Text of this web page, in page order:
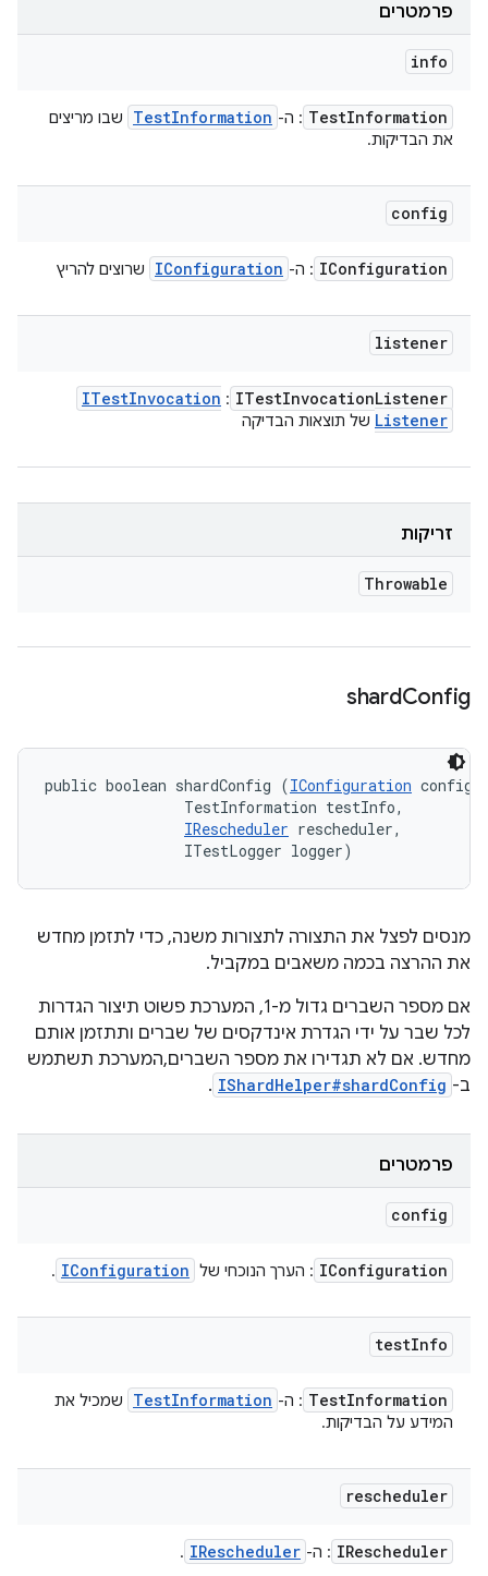
פרמטרים
info
TestInformation : ה- TestInformation
שבו מריצים
את הבדיקות.
config
IConfiguration : ה- IConfiguration שרוצים להריץ
listener
ITestInvocationListener
:
ITestInvocation
Listener של תוצאות הבדיקה
זריקות
Throwable
shardConfig
public boolean shardConfig (IConfiguration
                TestInformation testInfo,
IRescheduler rescheduler,
                ITestLogger logger)
מנסים לפצל את התצורה לתצורות משנה, כדי לתזמן מחדש
את ההרצה בכמה משאבים במקביל.
אם מספר השברים גדול מ-1, המערכת פשוט תיצור הגדרות
לכל שבר על ידי הגדרת אינדקסים של שברים ותתזמן אותם
מחדש. אם לא תגדירו את מספר השברים,המערכת תשתמש
ב- IShardHelper#shardConfig
.
פרמטרים
config
IConfiguration : הערך הנוכחי של IConfiguration
.
testInfo
TestInformation : ה- TestInformation
שמכיל את
המידע על הבדיקות.
rescheduler
IRescheduler : ה- IRescheduler
.